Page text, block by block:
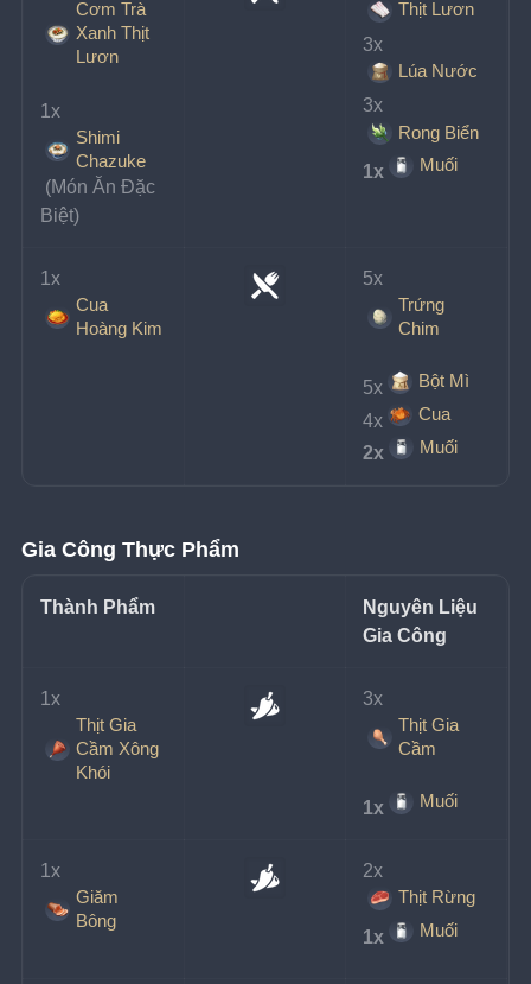
Cơm Trà
Xanh Thịt
Lươn
1x
Shimi
Chazuke
(Món Ăn Đặc
Biệt)
Thịt Lươn
3x
Lúa Nước
3x
Rong Biển
1x
Muối
1x
Cua
Hoàng Kim
5x
Trứng
Chim
5x
Bột Mì
4x
Cua
2x
Muối
Gia Công Thực Phẩm
Thành Phẩm
Nguyên Liệu
Gia Công
1x
Thịt Gia
Cầm Xông
Khói
3x
Thịt Gia
Cầm
1x Muối
1x
Giăm
Bông
2x
Thịt Rừng
1x
Muối